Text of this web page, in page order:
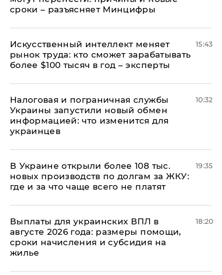
сроки – разъясняет Минцифры
Искусственный интеллект меняет
рынок труда: кто сможет зарабатывать
более $100 тысяч в год – эксперты
15:43
Налоговая и пограничная службы
Украины запустили новый обмен
информацией: что изменится для
украинцев
10:32
В Украине открыли более 108 тыс.
новых производств по долгам за ЖКУ:
где и за что чаще всего не платят
19:35
Выплаты для украинских ВПЛ в
августе 2026 года: размеры помощи,
сроки начисления и субсидия на
жилье
18:20